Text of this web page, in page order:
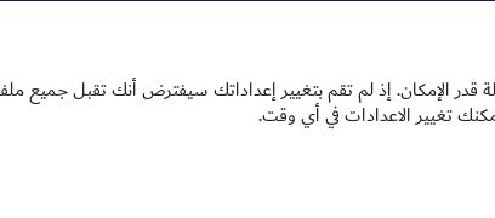
المركز المالي الموحد
الإمكان. إذ لم تقم بتغيير إعداداتك سيفترض أنك تقبل جميع